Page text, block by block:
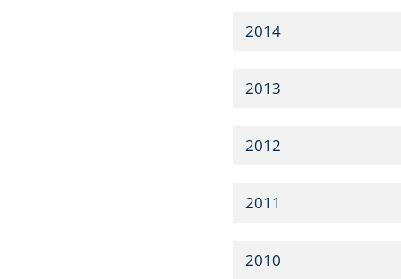
2014
2013
2012
2011
2010